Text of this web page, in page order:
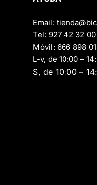
Email:
Tel: 927 42 32 00
Móvil: 666 898
L-v, de 10:00 –
S, de 10:00 –